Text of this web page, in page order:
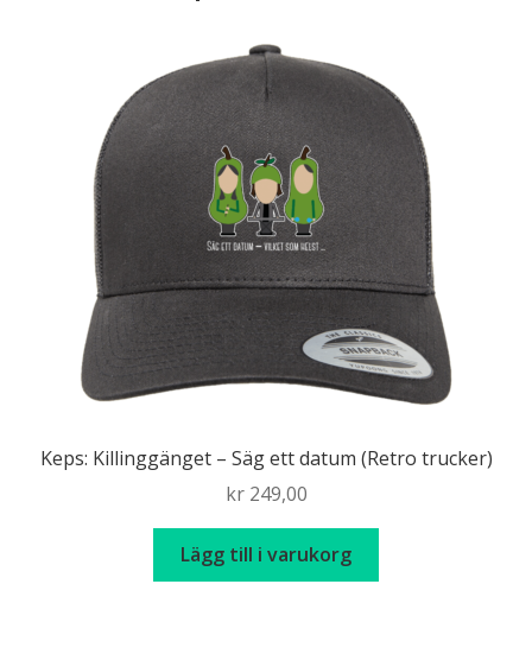
Keps: Killinggänget – Säg ett datum (Retro trucker)
kr249,00
Lägg till i varukorg